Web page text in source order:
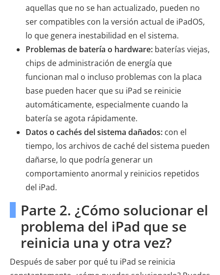
aquellas que no se han actualizado, pueden no
ser compatibles con la versión actual de iPadOS,
lo que genera inestabilidad en el sistema.
Problemas de batería o hardware: baterías viejas,
chips de administración de energía que
funcionan mal o incluso problemas con la placa
base pueden hacer que su iPad se reinicie
automáticamente, especialmente cuando la
batería se agota rápidamente.
Datos o cachés del sistema dañados: con el
tiempo, los archivos de caché del sistema pueden
dañarse, lo que podría generar un
comportamiento anormal y reinicios repetidos
del iPad.
Parte 2. ¿Cómo solucionar el
problema del iPad que se
reinicia una y otra vez?
Después de saber por qué tu iPad se reinicia